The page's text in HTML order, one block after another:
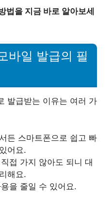
법을 지금 바로 알아보세
바일 발급의 필
발급받는 이유는 여러 가
든 스마트폰으로 쉽고 빠
어요.
접 가지 않아도 되니 대
해요.
을 줄일 수 있어요.